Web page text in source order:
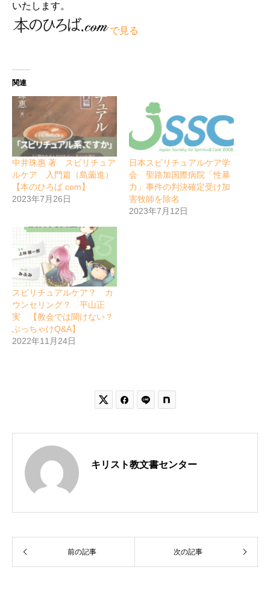
いたします。
で見る
関連
中井珠惠 著 スピリチュア
ルケア 入門篇（島薗進）
【本のひろば.com】
2023年7月26日
日本スピリチュアルケア学
会 聖路加国際病院「性暴
力」事件の判決確定受け加
害牧師を除名
2023年7月12日
スピリチュアルケア？ カ
ウンセリング？ 平山正
実 【教会では聞けない？
ぶっちゃけQ&A】
2022年11月24日
 
キリスト教文書センター
前の記事 次の記事